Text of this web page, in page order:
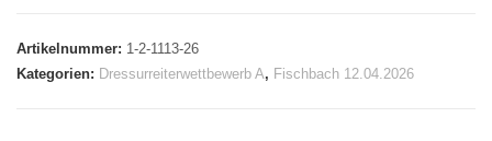
Artikelnummer: 1-2-1113-26
Kategorien: Dressurreiterwettbewerb A, Fischbach 12.04.2026